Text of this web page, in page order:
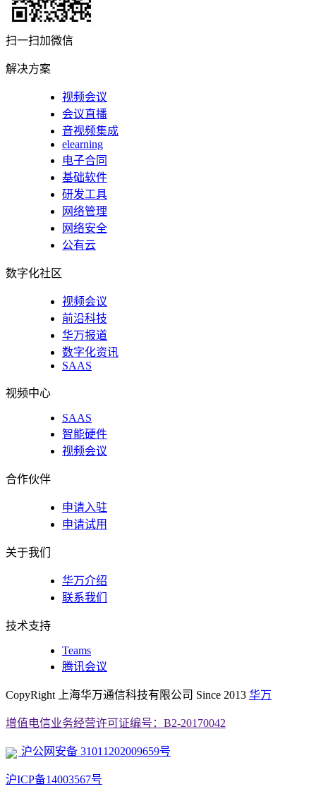
扫一扫加微信
解决方案
视频会议
会议直播
音视频集成
elearning
电子合同
基础软件
研发工具
网络管理
网络安全
公有云
数字化社区
视频会议
前沿科技
华万报道
数字化资讯
SAAS
视频中心
SAAS
智能硬件
视频会议
合作伙伴
申请入驻
申请试用
关于我们
华万介绍
联系我们
技术支持
Teams
腾讯会议
CopyRight 上海华万通信科技有限公司 Since 2013 华万
增值电信业务经营许可证编号：B2-20170042
沪公网安备 31011202009659号
沪ICP备14003567号